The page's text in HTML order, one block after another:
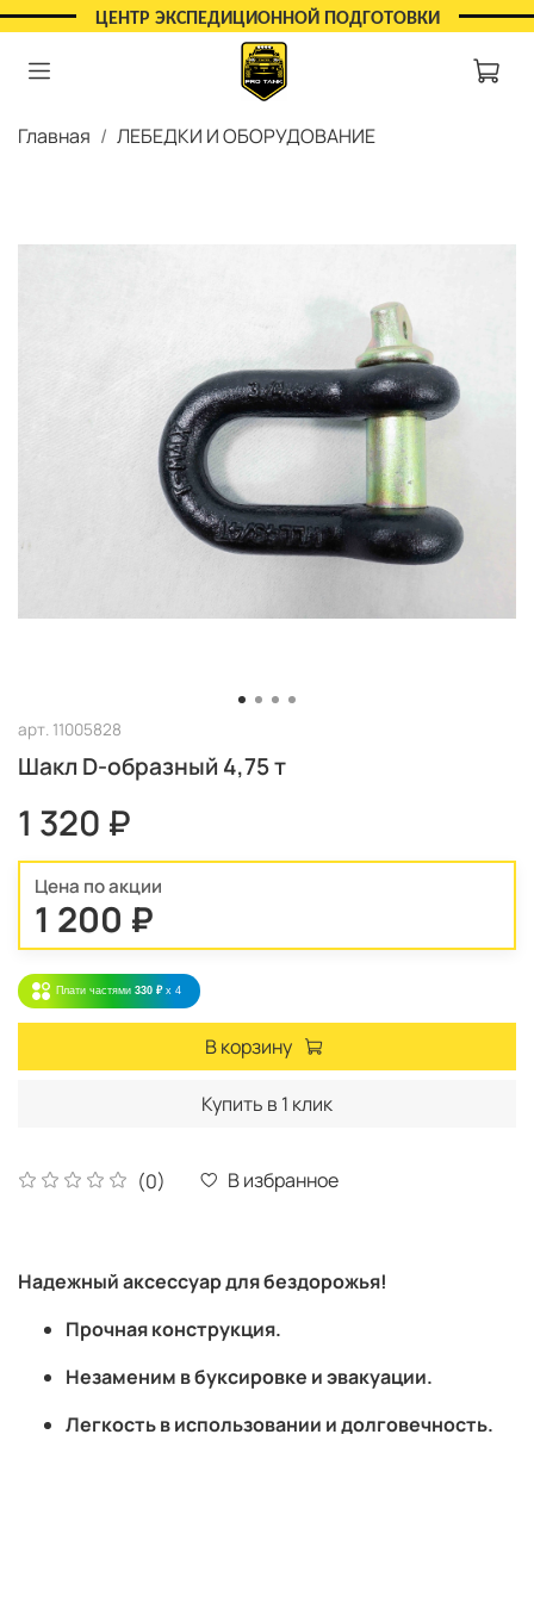
ЦЕНТР ЭКСПЕДИЦИОННОЙ ПОДГОТОВКИ
Главная ЛЕБЕДКИ И ОБОРУДОВАНИЕ
арт. 11005828
Шакл D-образный 4,75 т
(0) В избранное
1 320 ₽
Цена по акции
1 200 ₽
Плати частями 330 ₽ x 4
В корзину
Купить в 1 клик
Надежный аксессуар для бездорожья!
Прочная конструкция.
Незаменим в буксировке и эвакуации.
Легкость в использовании и долговечность.